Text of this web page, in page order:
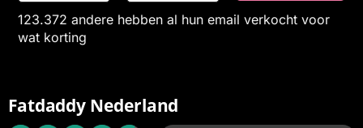
123.372 andere hebben al hun email verkocht voor
wat korting
Fatdaddy Nederland